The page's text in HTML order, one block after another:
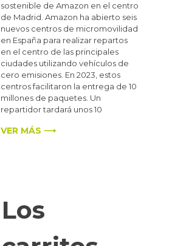
sostenible de Amazon en el centro
de Madrid. Amazon ha abierto seis
nuevos centros de micromovilidad
en España para realizar repartos
en el centro de las principales
ciudades utilizando vehículos de
cero emisiones. En 2023, estos
centros facilitaron la entrega de 10
millones de paquetes. Un
repartidor tardará unos 10
VER MÁS ⟶
Los